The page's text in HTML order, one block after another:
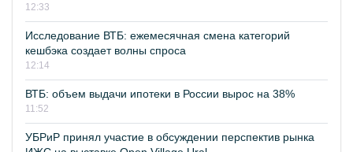
12:33
Исследование ВТБ: ежемесячная смена категорий
кешбэка создает волны спроса
12:14
ВТБ: объем выдачи ипотеки в России вырос на 38%
11:52
УБРиР принял участие в обсуждении перспектив рынка